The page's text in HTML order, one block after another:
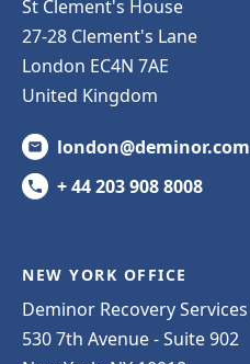
St Clement's House
27-28 Clement's Lane
London EC4N 7AE
United Kingdom
london@deminor.com
+ 44 203 908 8008
NEW YORK OFFICE
Deminor Recovery Services
530 7th Avenue - Suite 902